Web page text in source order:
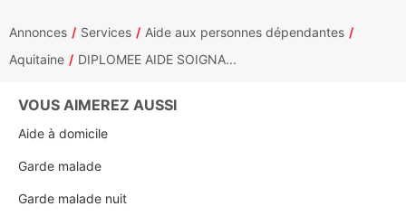
Annonces Services
Aide aux personnes dépendantes
Aquitaine
DIPLOMEE AIDE SOIGNA...
VOUS AIMEREZ AUSSI
Aide à domicile
Garde malade
Garde malade nuit